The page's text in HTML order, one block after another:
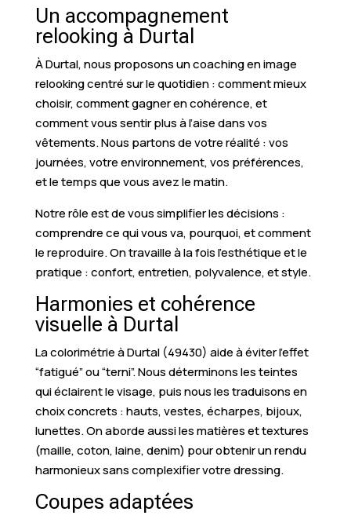
Un accompagnement
relooking à Durtal
À Durtal, nous proposons un coaching en image
relooking centré sur le quotidien : comment mieux
choisir, comment gagner en cohérence, et
comment vous sentir plus à l’aise dans vos
vêtements. Nous partons de votre réalité : vos
journées, votre environnement, vos préférences,
et le temps que vous avez le matin.
Notre rôle est de vous simplifier les décisions :
comprendre ce qui vous va, pourquoi, et comment
le reproduire. On travaille à la fois l’esthétique et le
pratique : confort, entretien, polyvalence, et style.
Harmonies et cohérence
visuelle à Durtal
La colorimétrie à Durtal (49430) aide à éviter l’effet
“fatigué” ou “terni”. Nous déterminons les teintes
qui éclairent le visage, puis nous les traduisons en
choix concrets : hauts, vestes, écharpes, bijoux,
lunettes. On aborde aussi les matières et textures
(maille, coton, laine, denim) pour obtenir un rendu
harmonieux sans complexifier votre dressing.
Coupes adaptées